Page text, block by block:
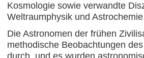
Kosmologie sowie verwandte
Weltraumphysik und
Die Astronomen der frühen
methodische Beobachtungen
durch, und es wurden